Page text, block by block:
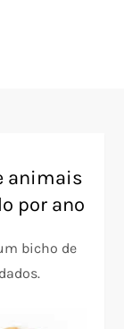
animais
por ano
bicho de